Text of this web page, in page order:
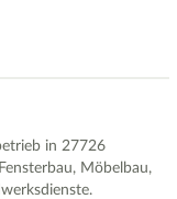
in 27726
Möbelbau,